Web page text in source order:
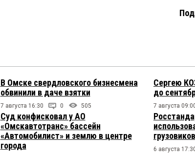
В Омске свердловского бизнесмена
обвинили в даче взятки
7 августа 16:30 0 505
Суд конфисковал у АО
«Омскавтотранс» бассейн
«Автомобилист» и землю в центре
города
Сергею
до
7 августа
6 августа